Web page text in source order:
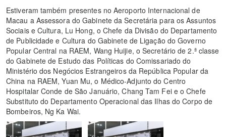
Estiveram também presentes no Aeroporto Internacional de
Macau a Assessora do Gabinete da Secretária para os Assuntos
Sociais e Cultura, Lu Hong, o Chefe da Divisão do Departamento
de Publicidade e Cultura do Gabinete de Ligação do Governo
Popular Central na RAEM, Wang Huijie, o Secretário de 2.ª classe
do Gabinete de Estudo das Políticas do Comissariado do
Ministério dos Negócios Estrangeiros da República Popular da
China na RAEM, Yuan Mu, o Médico-Adjunto do Centro
Hospitalar Conde de São Januário, Chang Tam Fei e o Chefe
Substituto do Departamento Operacional das Ilhas do Corpo de
Bombeiros, Ng Ka Wai.